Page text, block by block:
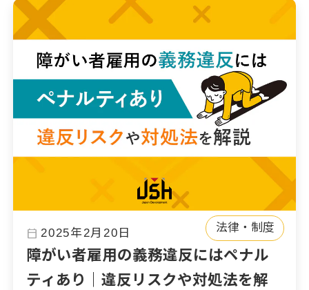
calendar_today 2025年2月20日
障がい者雇用の義務違反にはペナル
ティあり｜違反リスクや対処法を解
法律・制度